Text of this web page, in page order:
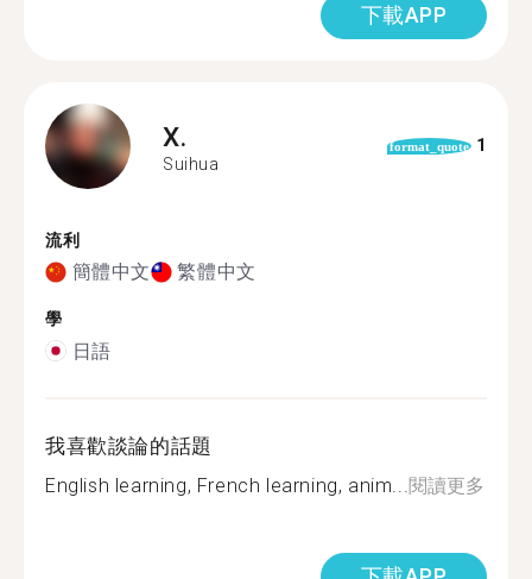
下載APP
X.
Suihua
format_quote 1
流利
簡體中文 繁體中文
學
日語
我喜歡談論的話題
English learning, French learning, anim... 閱讀更多